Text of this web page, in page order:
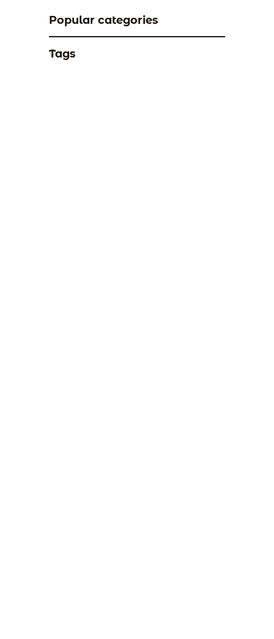
Popular categories
Tags